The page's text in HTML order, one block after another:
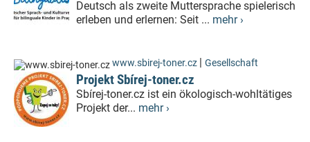
Deutsch als zweite Muttersprache spielerisch
erleben und erlernen: Seit ... mehr ›
www.sbirej-toner.cz | Gesellschaft
Projekt Sbírej-toner.cz
Sbírej-toner.cz ist ein ökologisch-wohltätiges
Projekt der... mehr ›